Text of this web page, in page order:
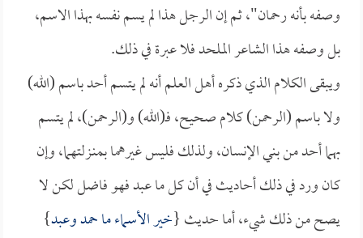
وصفه بأنه رحمان"، ثم إن الرجل هذا لم يسم نفسه بهذا الاسم،
بل وصفه هذا الشاعر الملحد فلا عبرة في ذلك.
ويبقى الكلام الذي ذكره أهل العلم أنه لم يتسم أحد باسم (الله)
ولا باسم (الرحمن) كلام صحيح، فـ(الله) و(الرحمن)، لم يتسم
بهما أحد من بني الإنسان، ولذلك فليس غيرهما بمنـزلتهما، وإن
كان ورد في ذلك أحاديث في أن كل ما عبد فهو فاضل لكن لا
يصح من ذلك شيء، أما حديث {خير الأسماء ما حمد وعبد}